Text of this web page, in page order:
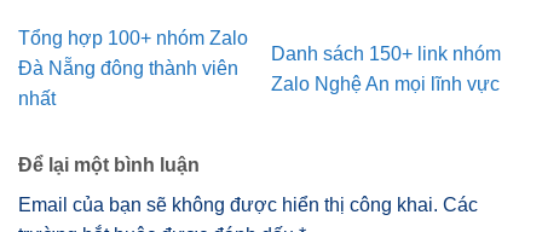
Tổng hợp 100+ nhóm Zalo
Đà Nẵng đông thành viên
nhất
Danh sách 150+ link nhóm
Zalo Nghệ An mọi lĩnh vực
Để lại một bình luận
Email của bạn sẽ không được hiển thị công khai. Các